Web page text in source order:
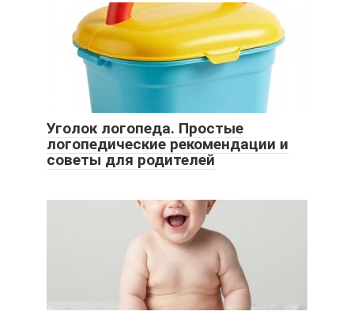
Уголок логопеда. Простые
логопедические рекомендации и
советы для родителей